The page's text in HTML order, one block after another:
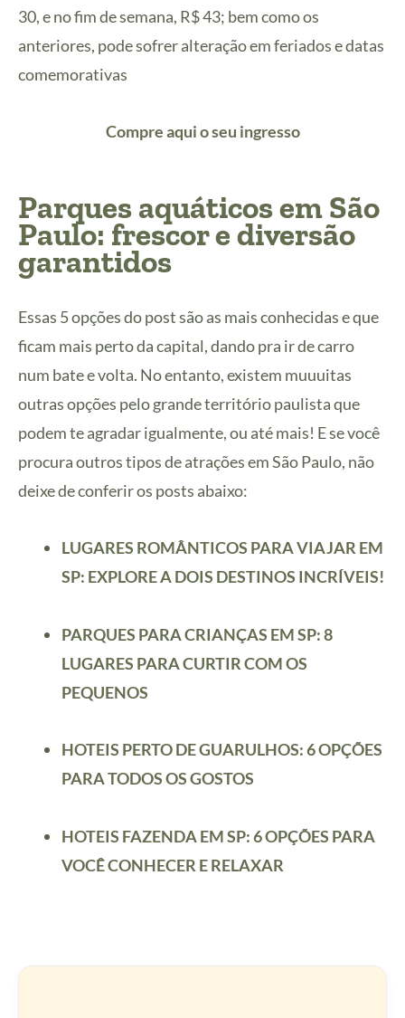
30, e no fim de semana, R$ 43; bem como os
anteriores, pode sofrer alteração em feriados e datas
comemorativas
Compre aqui o seu ingresso
Parques aquáticos em São
Paulo: frescor e diversão
garantidos
Essas 5 opções do post são as mais conhecidas e que
ficam mais perto da capital, dando pra ir de carro
num bate e volta. No entanto, existem muuuitas
outras opções pelo grande território paulista que
podem te agradar igualmente, ou até mais! E se você
procura outros tipos de atrações em São Paulo, não
deixe de conferir os posts abaixo:
LUGARES ROMÂNTICOS PARA VIAJAR EM
SP: EXPLORE A DOIS DESTINOS INCRÍVEIS!
PARQUES PARA CRIANÇAS EM SP: 8
LUGARES PARA CURTIR COM OS
PEQUENOS
HOTEIS PERTO DE GUARULHOS: 6 OPÇÕES
PARA TODOS OS GOSTOS
HOTEIS FAZENDA EM SP: 6 OPÇÕES PARA
VOCÊ CONHECER E RELAXAR